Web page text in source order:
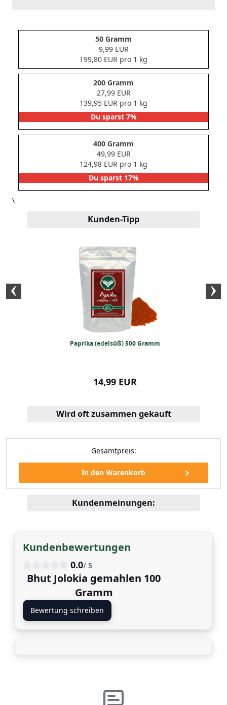
50 Gramm
9,99 EUR
199,80 EUR pro 1 kg
200 Gramm
27,99 EUR
139,95 EUR pro 1 kg
Du sparst 7%
400 Gramm
49,99 EUR
124,98 EUR pro 1 kg
Du sparst 17%
\
Kunden-Tipp
Paprika (edelsüß) 500 Gramm
14,99 EUR
EUR
Wird oft zusammen gekauft
Gesamtpreis:
Kundenmeinungen:
Kundenbewertungen
0.0/ 5
Bhut Jolokia gemahlen 100
Gramm
Bewertung schreiben